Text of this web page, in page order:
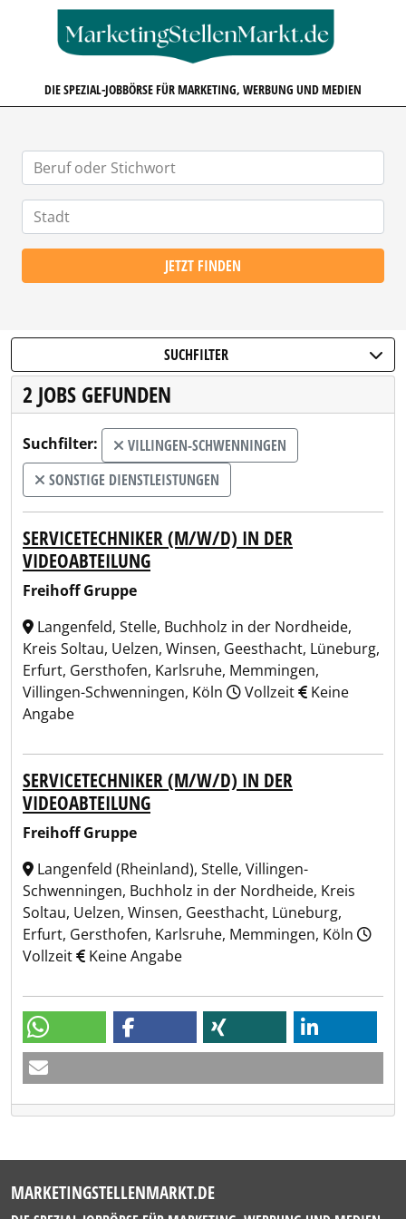
DIE SPEZIAL-JOBBÖRSE FÜR MARKETING, WERBUNG UND MEDIEN
JETZT FINDEN
SUCHFILTER
2 JOBS GEFUNDEN
Suchfilter:
VILLINGEN-SCHWENNINGEN
SONSTIGE DIENSTLEISTUNGEN
SERVICETECHNIKER (M/W/D) IN DER
VIDEOABTEILUNG
Freihoff Gruppe
Langenfeld, Stelle, Buchholz in der Nordheide,
Kreis Soltau, Uelzen, Winsen, Geesthacht, Lüneburg,
Erfurt, Gersthofen, Karlsruhe, Memmingen,
Villingen-Schwenningen, Köln
Vollzeit
Keine
Angabe
SERVICETECHNIKER (M/W/D) IN DER
VIDEOABTEILUNG
Freihoff Gruppe
Langenfeld (Rheinland), Stelle, Villingen-
Schwenningen, Buchholz in der Nordheide, Kreis
Soltau, Uelzen, Winsen, Geesthacht, Lüneburg,
Erfurt, Gersthofen, Karlsruhe, Memmingen, Köln
Vollzeit
Keine Angabe
MARKETINGSTELLENMARKT.DE